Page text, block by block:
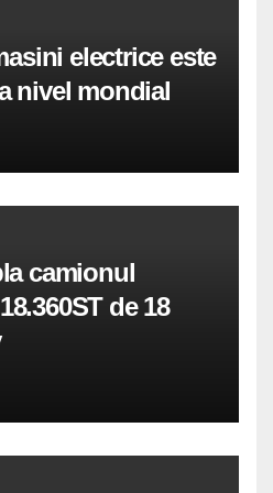
electrice este
nivel mondial
camionul
de 18